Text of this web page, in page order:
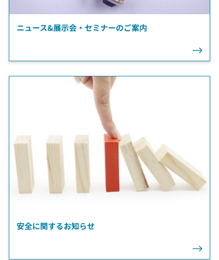
ニュース&展示会・セミナーのご案内
安全に関するお知らせ